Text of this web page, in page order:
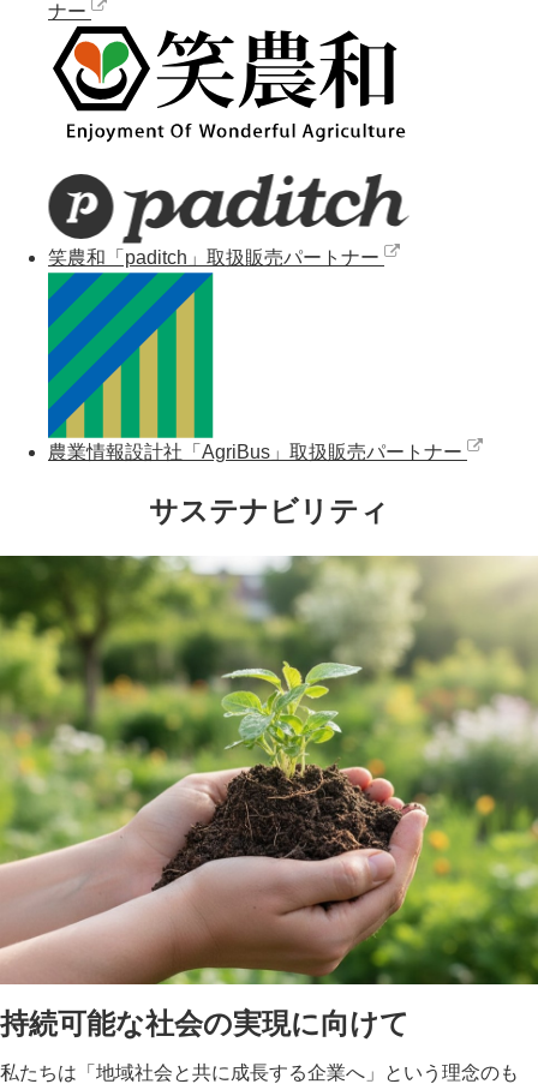
ナー
笑農和「paditch」取扱販売パートナー
農業情報設計社「AgriBus」取扱販売パートナー
サステナビリティ
持続可能な社会の実現に向けて
私たちは「地域社会と共に成長する企業へ」という理念のも